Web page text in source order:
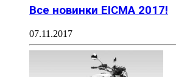
Все новинки EICMA 2017!
07.11.2017